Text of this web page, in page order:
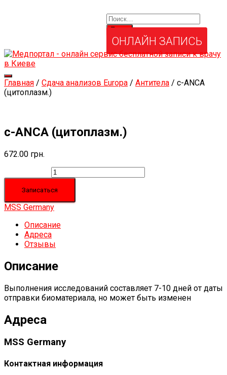
ОНЛАЙН ЗАПИСЬ
Переключить
навигацию
Главная / Сдача анализов Europa / Антитела / c-ANCA
(цитоплазм.)
c-ANCA (цитоплазм.)
672.00 грн.
Записаться
MSS Germany
Описание
Адреса
Отзывы
Описание
Выполнения исследований составляет 7-10 дней от даты
отправки биоматериала, но может быть изменен
Адреса
MSS Germany
Контактная информация